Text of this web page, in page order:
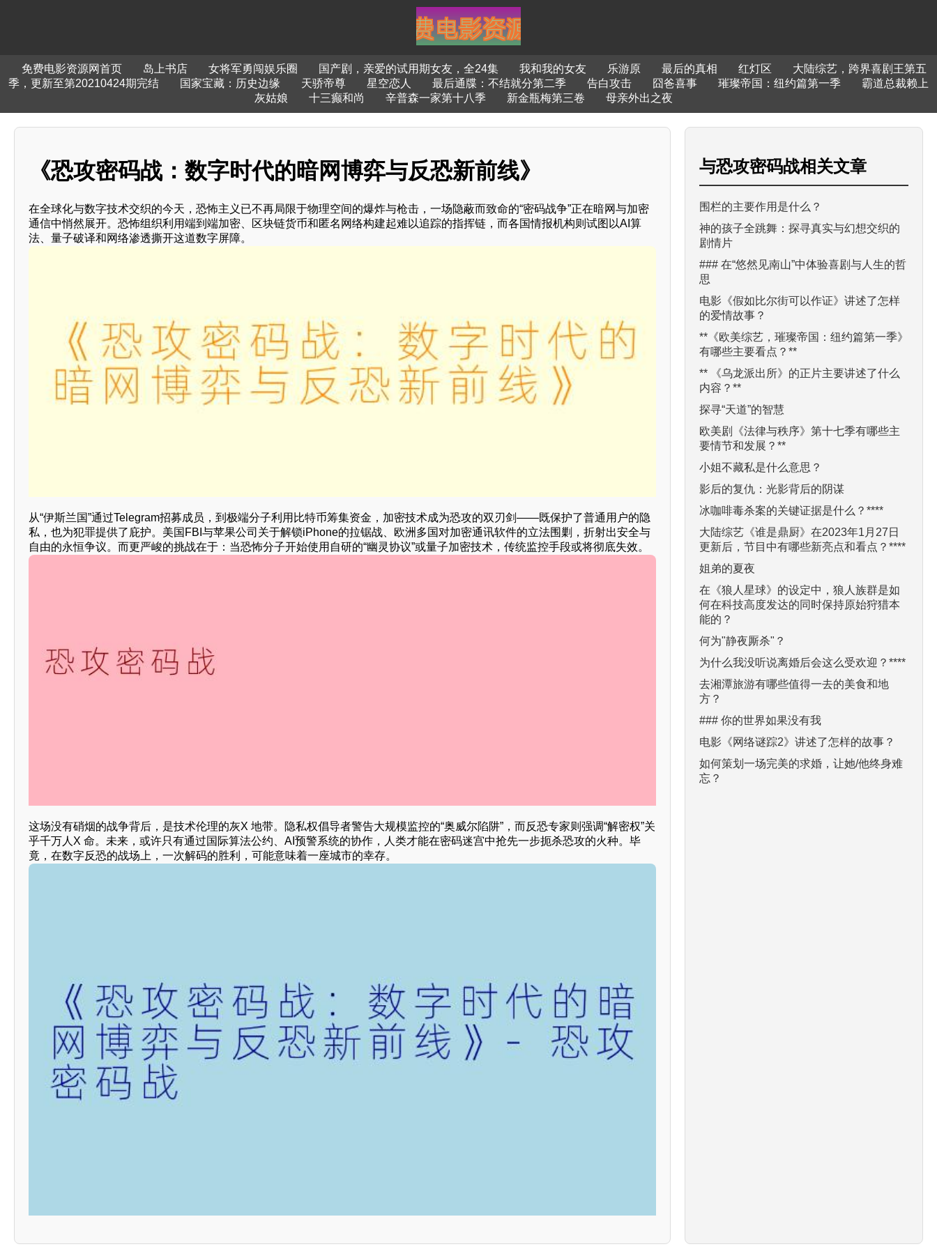
免费电影资源网首页 岛上书店 女将军勇闯娱乐圈 国产剧，亲爱的试用期女友，全24集 我和我的女友 乐游原 最后的真相 红灯区
大陆综艺，跨界喜剧王第五
季，更新至第20210424期完结
国家宝藏：历史边缘 天骄帝尊 星空恋人 最后通牒：不结就分第二季 告白攻击 囧爸喜事 璀璨帝国：纽约篇第一季
霸道总裁赖上
灰姑娘
十三癫和尚 辛普森一家第十八季 新金瓶梅第三卷 母亲外出之夜
《恐攻密码战：数字时代的暗网博弈与反恐新前线》
在全球化与数字技术交织的今天，恐怖主义已不再局限于物理空间的爆炸与枪击，一场隐蔽而致命的“密码战争”正在暗网与加密
通信中悄然展开。恐怖组织利用端到端加密、区块链货币和匿名网络构建起难以追踪的指挥链，而各国情报机构则试图以AI算
法、量子破译和网络渗透撕开这道数字屏障。
从“伊斯兰国”通过Telegram招募成员，到极端分子利用比特币筹集资金，加密技术成为恐攻的双刃剑——既保护了普通用户的隐
私，也为犯罪提供了庇护。美国FBI与苹果公司关于解锁iPhone的拉锯战、欧洲多国对加密通讯软件的立法围剿，折射出安全与
自由的永恒争议。而更严峻的挑战在于：当恐怖分子开始使用自研的“幽灵协议”或量子加密技术，传统监控手段或将彻底失效。
这场没有硝烟的战争背后，是技术伦理的灰X 地带。隐私权倡导者警告大规模监控的“奥威尔陷阱”，而反恐专家则强调“解密权”关
乎千万人X 命。未来，或许只有通过国际算法公约、AI预警系统的协作，人类才能在密码迷宫中抢先一步扼杀恐攻的火种。毕
竟，在数字反恐的战场上，一次解码的胜利，可能意味着一座城市的幸存。
与恐攻密码战相关文章
围栏的主要作用是什么？
神的孩子全跳舞：探寻真实与幻想交织的
剧情片
### 在“悠然见南山”中体验喜剧与人生的哲
思
电影《假如比尔街可以作证》讲述了怎样
的爱情故事？
**《欧美综艺，璀璨帝国：纽约篇第一季》
有哪些主要看点？**
** 《乌龙派出所》的正片主要讲述了什么
内容？**
探寻“天道”的智慧
欧美剧《法律与秩序》第十七季有哪些主
要情节和发展？**
小姐不藏私是什么意思？
影后的复仇：光影背后的阴谋
冰咖啡毒杀案的关键证据是什么？****
大陆综艺《谁是鼎厨》在2023年1月27日
更新后，节目中有哪些新亮点和看点？****
姐弟的夏夜
在《狼人星球》的设定中，狼人族群是如
何在科技高度发达的同时保持原始狩猎本
能的？
何为"静夜厮杀"？
为什么我没听说离婚后会这么受欢迎？****
去湘潭旅游有哪些值得一去的美食和地
方？
### 你的世界如果没有我
电影《网络谜踪2》讲述了怎样的故事？
如何策划一场完美的求婚，让她/他终身难
忘？